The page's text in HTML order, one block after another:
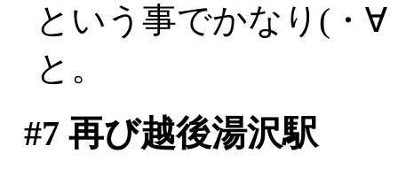
という事でかなり(・
と。
#7 再び越後湯沢駅